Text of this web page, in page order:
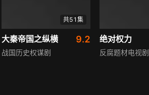
共51集
大秦帝国之纵横 9.2
战国历史权谋剧
绝对权力
反腐题材电视剧